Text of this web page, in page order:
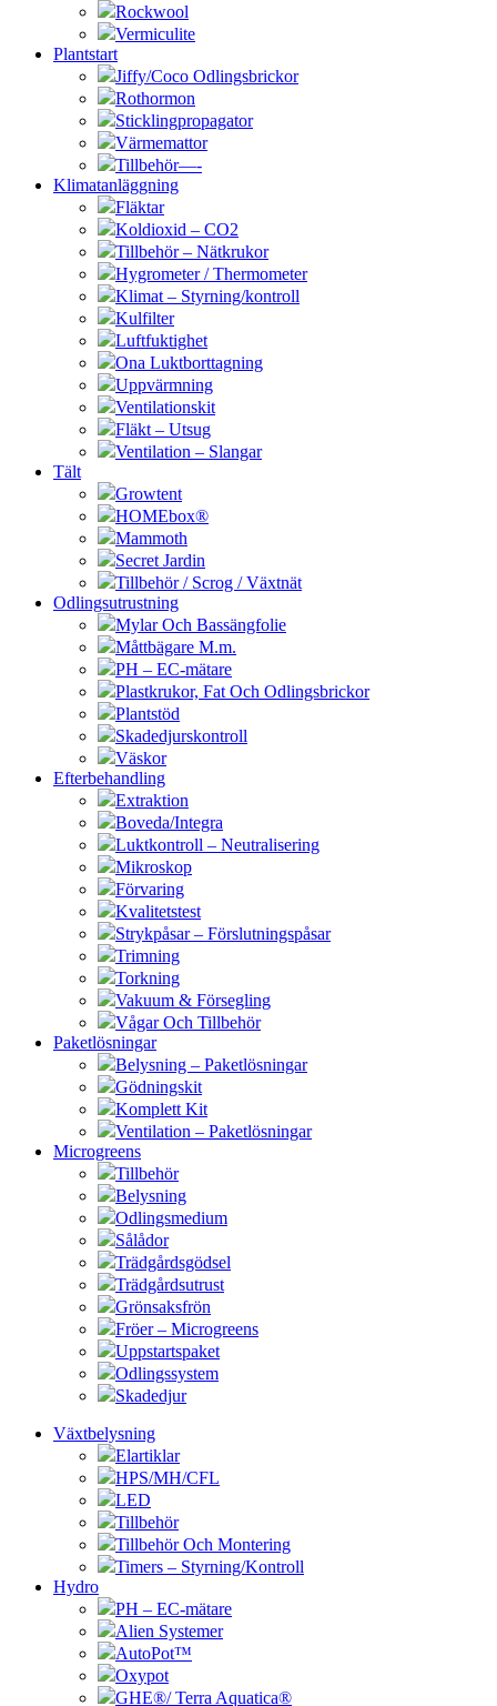
Rockwool
Vermiculite
Plantstart
Jiffy/Coco Odlingsbrickor
Rothormon
Sticklingpropagator
Värmemattor
Tillbehör—-
Klimatanläggning
Fläktar
Koldioxid – CO2
Tillbehör – Nätkrukor
Hygrometer / Thermometer
Klimat – Styrning/kontroll
Kulfilter
Luftfuktighet
Ona Luktborttagning
Uppvärmning
Ventilationskit
Fläkt – Utsug
Ventilation – Slangar
Tält
Growtent
HOMEbox®
Mammoth
Secret Jardin
Tillbehör / Scrog / Växtnät
Odlingsutrustning
Mylar Och Bassängfolie
Måttbägare M.m.
PH – EC-mätare
Plastkrukor, Fat Och Odlingsbrickor
Plantstöd
Skadedjurskontroll
Väskor
Efterbehandling
Extraktion
Boveda/Integra
Luktkontroll – Neutralisering
Mikroskop
Förvaring
Kvalitetstest
Strykpåsar – Förslutningspåsar
Trimning
Torkning
Vakuum & Försegling
Vågar Och Tillbehör
Paketlösningar
Belysning – Paketlösningar
Gödningskit
Komplett Kit
Ventilation – Paketlösningar
Microgreens
Tillbehör
Belysning
Odlingsmedium
Sålådor
Trädgårdsgödsel
Trädgårdsutrust
Grönsaksfrön
Fröer – Microgreens
Uppstartspaket
Odlingssystem
Skadedjur
Växtbelysning
Elartiklar
HPS/MH/CFL
LED
Tillbehör
Tillbehör Och Montering
Timers – Styrning/Kontroll
Hydro
PH – EC-mätare
Alien Systemer
AutoPot™
Oxypot
GHE®/ Terra Aquatica®